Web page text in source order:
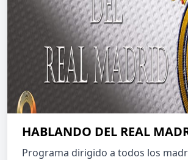
HABLANDO DEL REAL
Programa dirigido a todos los